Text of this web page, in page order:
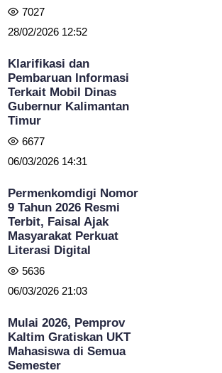
7027
28/02/2026 12:52
Klarifikasi dan
Pembaruan Informasi
Terkait Mobil Dinas
Gubernur Kalimantan
Timur
6677
06/03/2026 14:31
Permenkomdigi Nomor
9 Tahun 2026 Resmi
Terbit, Faisal Ajak
Masyarakat Perkuat
Literasi Digital
5636
06/03/2026 21:03
Mulai 2026, Pemprov
Kaltim Gratiskan UKT
Mahasiswa di Semua
Semester